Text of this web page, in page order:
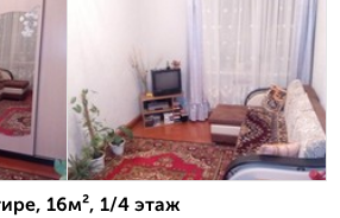
16м², 1/4 этаж